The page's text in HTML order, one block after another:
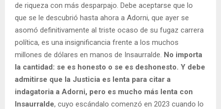
de riqueza con más desparpajo. Debe aceptarse que lo
que se le descubrió hasta ahora a Adorni, que ayer se
asomó definitivamente al triste ocaso de su fugaz carrera
política, es una insignificancia frente a los muchos
millones de dólares en manos de Insaurralde. No importa
la cantidad: se es honesto o se es deshonesto. Y debe
admitirse que la Justicia es lenta para citar a
indagatoria a Adorni, pero es mucho más lenta con
Insaurralde, cuyo escándalo comenzó en 2023 cuando lo